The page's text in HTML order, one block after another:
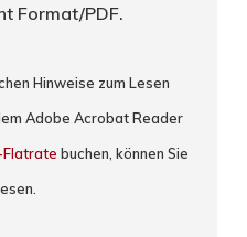
Format/PDF.
Hinweise zum Lesen
Adobe Acrobat Reader
buchen, können Sie